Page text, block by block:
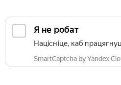
Я не робат
Націсніце, каб
SmartCaptcha by Yandex